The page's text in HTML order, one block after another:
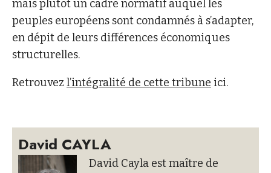
mais plutôt un cadre normatif auquel les
peuples européens sont condamnés à s’adapter,
en dépit de leurs différences économiques
structurelles.
Retrouvez l’intégralité de cette tribune ici.
David CAYLA
David Cayla est maître de